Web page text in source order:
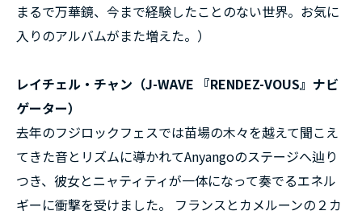
まるで万華鏡、今まで経験したことのない世界。お気に
入りのアルバムがまた増えた。）
レイチェル・チャン（J-WAVE 『RENDEZ-VOUS』ナビ
ゲーター）
去年のフジロックフェスでは苗場の木々を越えて聞こえ
てきた音とリズムに導かれてAnyangoのステージへ辿り
つき、彼女とニャティティが一体になって奏でるエネル
ギーに衝撃を受けました。 フランスとカメルーンの２カ